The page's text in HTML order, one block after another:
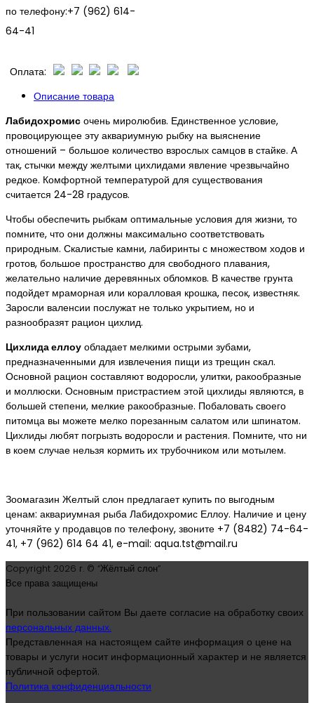
по телефону:+7 (962) 614-
64-41
Оплата:
Описание товара
Лабидохромис очень миролюбив. Единственное условие,
провоцирующее эту аквариумную рыбку на выяснение
отношений – большое количество взрослых самцов в стайке. А
так, стычки между желтыми цихлидами явление чрезвычайно
редкое. Комфортной температурой для существования
считается 24-28 градусов.
Чтобы обеспечить рыбкам оптимальные условия для жизни, то
помните, что они должны максимально соответствовать
природным. Скалистые камни, лабиринты с множеством ходов и
гротов, большое пространство для свободного плавания,
желательно наличие деревянных обломков. В качестве грунта
подойдет мраморная или коралловая крошка, песок, известняк.
Заросли валенсии послужат не только укрытием, но и
разнообразят рацион цихлид.
Цихлида еллоу обладает мелкими острыми зубами,
предназначенными для извлечения пищи из трещин скал.
Основной рацион составляют водоросли, улитки, ракообразные
и моллюски. Основным пристрастием этой цихлиды являются, в
большей степени, мелкие ракообразные. Побаловать своего
питомца вы можете мелко порезанным салатом или шпинатом.
Цихлиды любят погрызть водоросли и растения. Помните, что ни
в коем случае нельзя кормить их трубочником или мотылем.
Зоомагазин Желтый слон предлагает купить по выгодным
ценам: аквариумная рыба Лабидохромис Еллоу. Наличие и цену
уточняйте у продавцов по телефону, звоните +7 (8482) 74-64-
41, +7 (962) 614 64 41, e-mail: aqua.tst@mail.ru
Copyright 2026 г. © “Жёлтый слон”
Все права защищены
При пользовании сайтом Вы даете согласие на обработку своих
персональных данных.
Представленная на настоящем сайте информация о цене на
товары и услуги носит информационный характер и не является
публичной офертой.
Политика конфиденциальности